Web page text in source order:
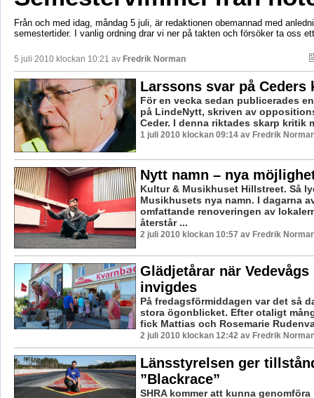
Från och med idag, måndag 5 juli, är redaktionen obemannad med
semestertider. I vanlig ordning drar vi ner på takten och försöker ta oss
5 juli 2010 klockan 10:21 av Fredrik Norman
Larssons svar på Ceders
För en vecka sedan publicerades
på LindeNytt, skriven av
Ceder. I denna riktades skarp kritik
1 juli 2010 klockan 09:14 av Fredrik
Nytt namn – nya
Kultur & Musikhuset Hillstreet. Så
Musikhusets nya namn. I dagarna
omfattande renoveringen av
återstår ...
2 juli 2010 klockan 10:57 av Fredrik
Glädjetårar när Vedevågs
invigdes
På fredagsförmiddagen var det så
stora ögonblicket. Efter otaligt
fick Mattias och Rosemarie
2 juli 2010 klockan 12:42 av Fredrik
Länsstyrelsen ger
”Blackrace”
SHRA kommer att kunna genomföra